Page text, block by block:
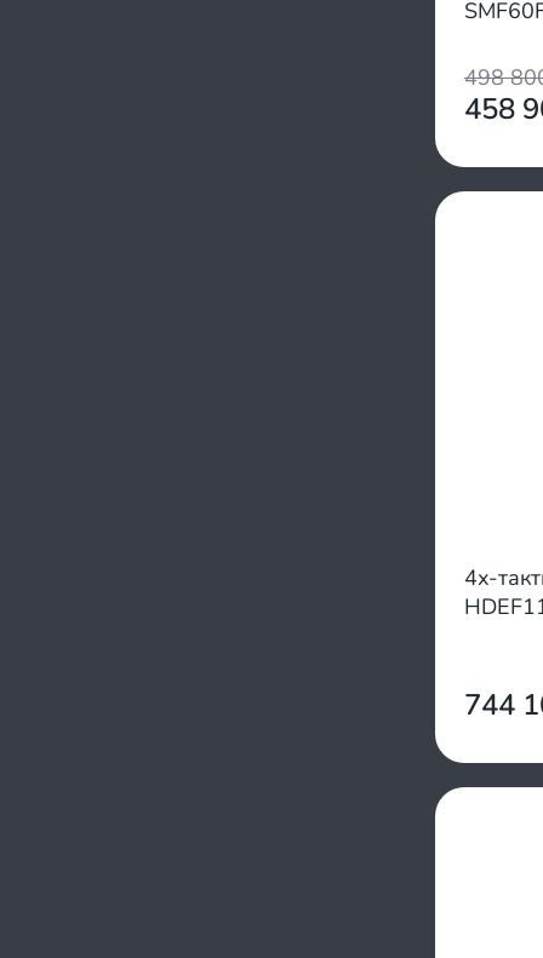
498
458
4х-
744